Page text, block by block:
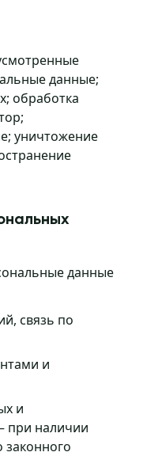
данные;
обработка
уничтожение
данные
связь по
и
и
при наличии
законного